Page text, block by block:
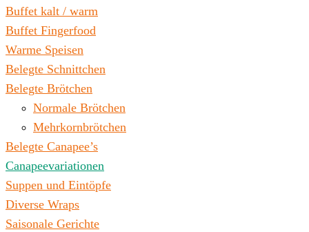
Buffet kalt / warm
Buffet Fingerfood
Warme Speisen
Belegte Schnittchen
Belegte Brötchen
Normale Brötchen
Mehrkornbrötchen
Belegte Canapee’s
Canapeevariationen
Suppen und Eintöpfe
Diverse Wraps
Saisonale Gerichte